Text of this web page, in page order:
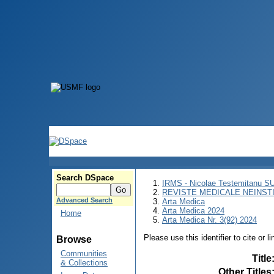
Search DSpace
Advanced Search
Home
Browse
Communities
& Collections
IRMS - Nicolae Testemitanu
REVISTE MEDICALE
Arta Medica
Arta Medica 2024
Arta Medica Nr. 3(92) 2024
Please use this identifier to cite or
Title
Other Titles